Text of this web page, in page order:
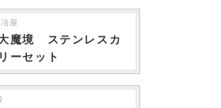
屋
魔境 ステンレスカ
ーセット